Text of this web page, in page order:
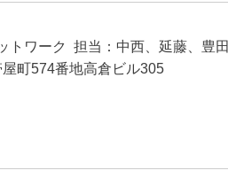
トワーク 担当：中西、延藤、豊田
町574番地高倉ビル305